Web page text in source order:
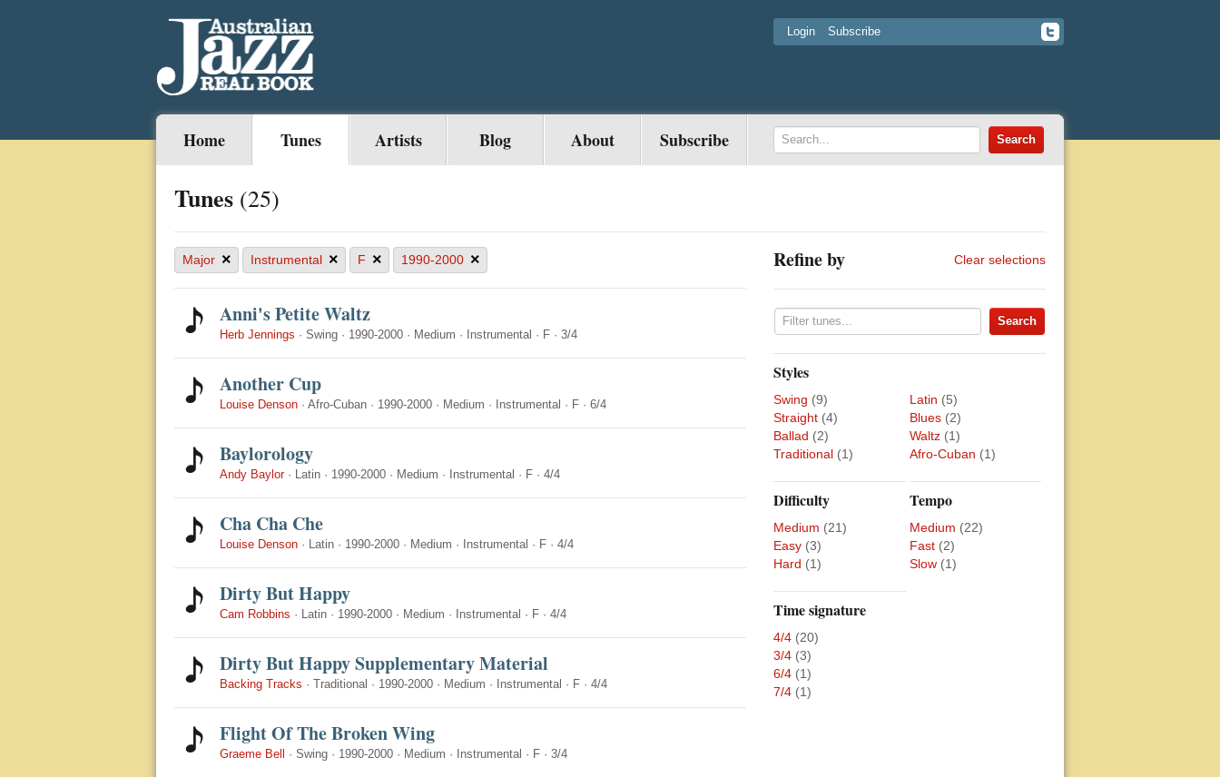
Login Subscribe
Home Tunes Artists Blog About Subscribe
Tunes (25)
Major × Instrumental × F × 1990-2000 ×
Anni's Petite Waltz
Herb Jennings · Swing · 1990-2000 · Medium · Instrumental · F · 3/4
Another Cup
Louise Denson · Afro-Cuban · 1990-2000 · Medium · Instrumental · F · 6/4
Baylorology
Andy Baylor· Latin · 1990-2000 · Medium · Instrumental · F · 4/4
Cha Cha Che
Louise Denson · Latin · 1990-2000 · Medium · Instrumental · F · 4/4
Dirty But Happy
Cam Robbins · Latin · 1990-2000 · Medium · Instrumental · F · 4/4
Dirty But Happy Supplementary Material
Backing Tracks · Traditional · 1990-2000 · Medium · Instrumental · F · 4/4
Flight Of The Broken Wing
Graeme Bell · Swing · 1990-2000 · Medium · Instrumental · F · 3/4
Refine by Clear selections
Styles
Swing (9) Latin (5)
Straight (4) Blues (2)
Ballad (2) Waltz (1)
Traditional (1) Afro-Cuban (1)
Difficulty
Medium (21)
Easy (3)
Hard (1)
Tempo
Medium (22)
Fast (2)
Slow (1)
Time signature
4/4 (20)
3/4 (3)
6/4 (1)
7/4 (1)